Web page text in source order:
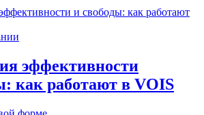
эффективности
как работают в VOIS